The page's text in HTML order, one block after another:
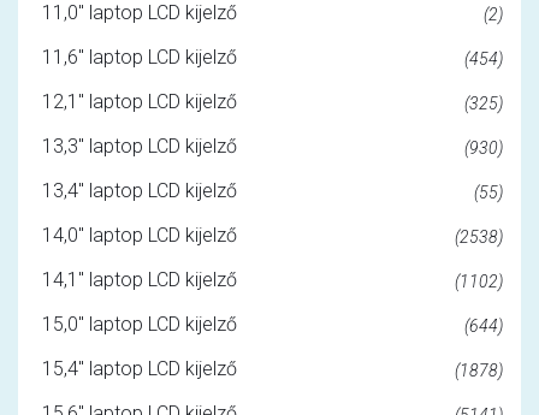
11,0" laptop LCD kijelző (2)
11,6" laptop LCD kijelző (454)
12,1" laptop LCD kijelző (325)
13,3" laptop LCD kijelző (930)
13,4" laptop LCD kijelző (55)
14,0" laptop LCD kijelző (2538)
14,1" laptop LCD kijelző (1102)
15,0" laptop LCD kijelző (644)
15,4" laptop LCD kijelző (1878)